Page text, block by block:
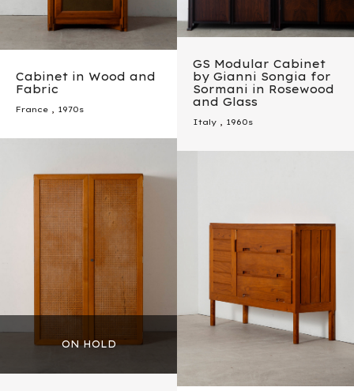
GS Modular Cabinet
by Gianni Songia for
Sormani in Rosewood
and Glass
Italy , 1960s
Cabinet in Wood and
Fabric
France , 1970s